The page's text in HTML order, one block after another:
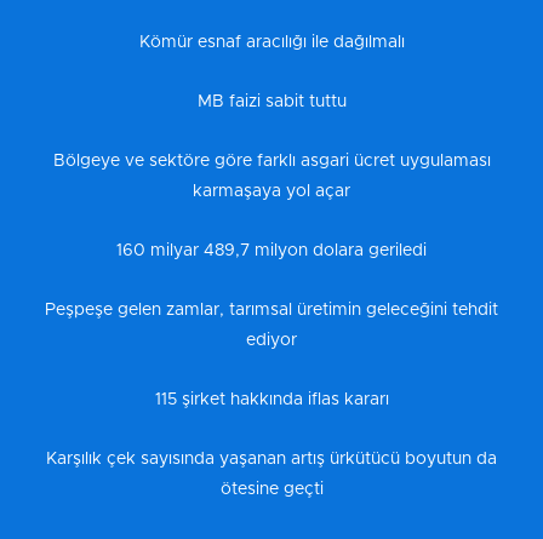
Kömür esnaf aracılığı ile dağılmalı
MB faizi sabit tuttu
Bölgeye ve sektöre göre farklı asgari ücret uygulaması
karmaşaya yol açar
160 milyar 489,7 milyon dolara geriledi
Peşpeşe gelen zamlar, tarımsal üretimin geleceğini tehdit
ediyor
115 şirket hakkında iflas kararı
Karşılık çek sayısında yaşanan artış ürkütücü boyutun da
ötesine geçti